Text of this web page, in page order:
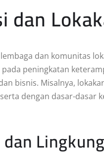
dan
dan komunitas
peningkatan
bisnis. Misalnya,
dengan dasar-dasar